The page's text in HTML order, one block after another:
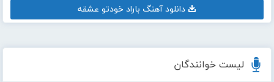
لیست خوانندگان
دانلود آهنگ باراد خودتو عشقه